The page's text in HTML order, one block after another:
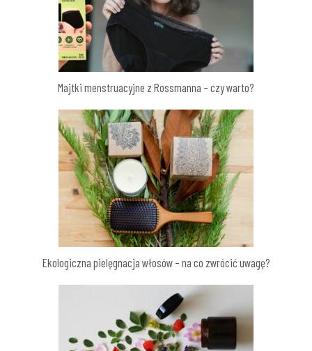
Majtki menstruacyjne z Rossmanna – czy warto?
Ekologiczna pielęgnacja włosów – na co zwrócić uwagę?